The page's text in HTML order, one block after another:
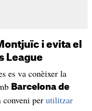
i evita el
League
es va conèixer la
Barcelona de
per utilitzar